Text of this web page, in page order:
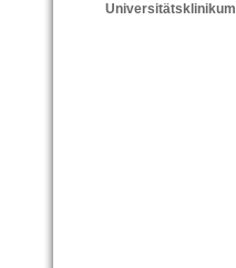
Universitätsklinikum